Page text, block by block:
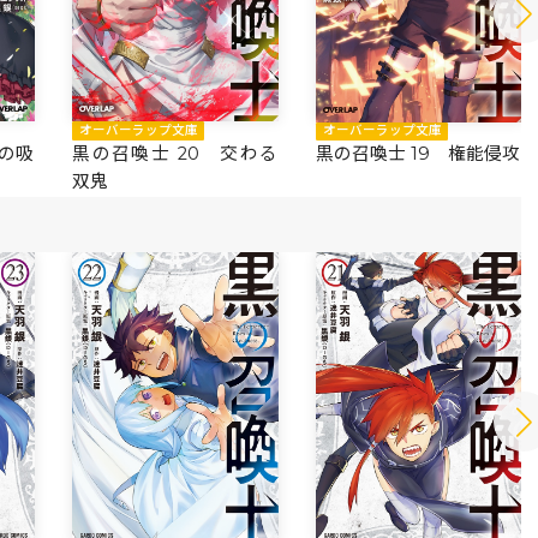
吸
オーバーラップ文庫
黒の召喚士 20 交わる
双鬼
オーバーラップ文庫
黒の召喚士 19 権能侵攻